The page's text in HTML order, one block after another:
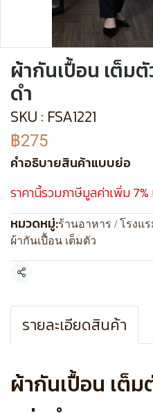
ผ้ากันเปื้อน เต็ม
ดำ
SKU : FSA1221
฿275
คำอธิบายสินค้าแบบย่อ
ราคานี้รวมภาษีมูลค่าเพิ่ม 7%
หมวดหมู่:ร้านอาหาร / โรงแร
ผ้ากันเปื้อน เต็มตัว
แชร์
รายละเอียดสินค้า
ผ้ากันเปื้อน เต็ม